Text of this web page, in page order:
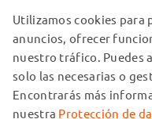
NUESTROS
© subtel.es 2026
Todos los precios
Tenga en cuenta que
Utilizamos cookies para
anuncios, ofrecer
nuestro tráfico. Puedes
solo las necesarias o
Encontrarás más
nuestra Protección de